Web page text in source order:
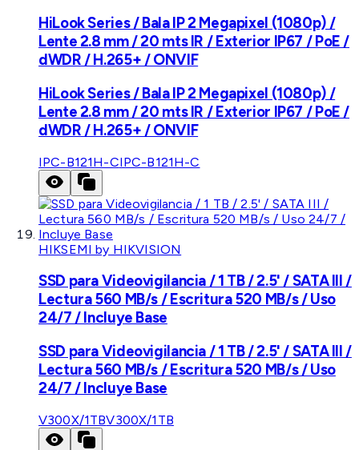
HiLook Series / Bala IP 2 Megapixel (1080p) /
Lente 2.8 mm / 20 mts IR / Exterior IP67 / PoE /
dWDR / H.265+ / ONVIF
HiLook Series / Bala IP 2 Megapixel (1080p) /
Lente 2.8 mm / 20 mts IR / Exterior IP67 / PoE /
dWDR / H.265+ / ONVIF
IPC-B121H-CIPC-B121H-C
HIKSEMI by HIKVISION
SSD para Videovigilancia / 1 TB / 2.5' / SATA III /
Lectura 560 MB/s / Escritura 520 MB/s / Uso
24/7 / Incluye Base
SSD para Videovigilancia / 1 TB / 2.5' / SATA III /
Lectura 560 MB/s / Escritura 520 MB/s / Uso
24/7 / Incluye Base
V300X/1TBV300X/1TB